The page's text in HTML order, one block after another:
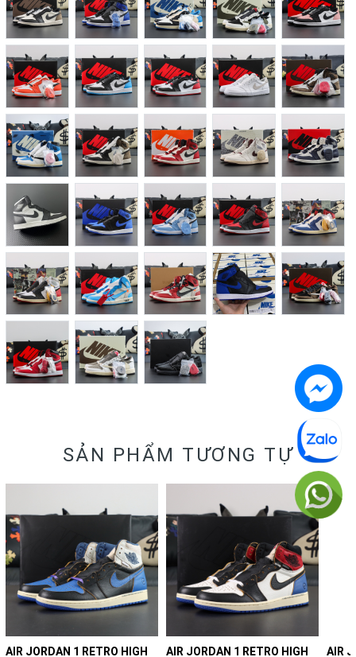
SẢN PHẨM TƯƠNG TỰ
AIR JORDAN 1 RETRO HIGH AIR JORDAN 1 RETRO HIGH AIR